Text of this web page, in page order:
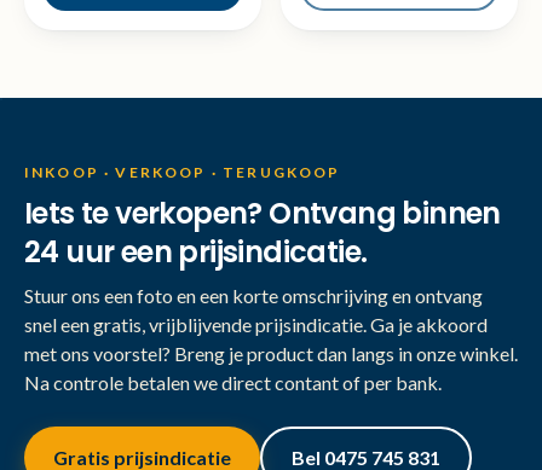
INKOOP · VERKOOP · TERUGKOOP
Iets te verkopen? Ontvang binnen
24 uur een prijsindicatie.
Stuur ons een foto en een korte omschrijving en ontvang
snel een gratis, vrijblijvende prijsindicatie. Ga je akkoord
met ons voorstel? Breng je product dan langs in onze winkel.
Na controle betalen we direct contant of per bank.
Gratis prijsindicatie Bel 0475 745 831